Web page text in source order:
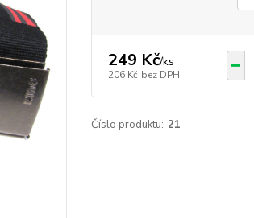
249 Kč/ks
206 Kč bez DPH
Číslo produktu: 21